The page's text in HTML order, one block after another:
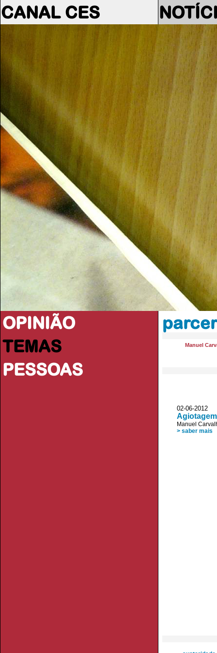
CANAL CES
OPINIÃO
TEMAS
PESSOAS
Manuel
02-06-2012
Manuel
> saber mais